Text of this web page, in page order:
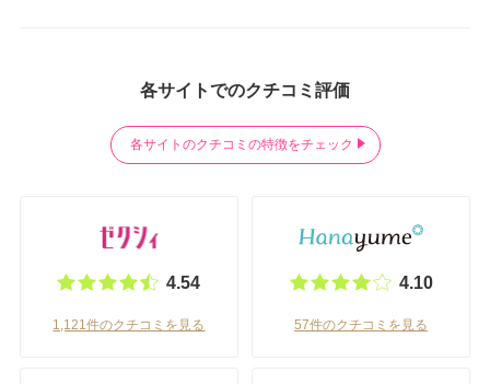
各サイトでのクチコミ評価
各サイトのクチコミの特徴をチェック
4.54
1,121件のクチコミを見る
4.10
57件のクチコミを見る